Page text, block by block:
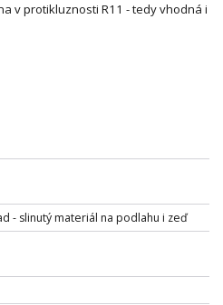
v protikluznosti R11 - tedy vhodná i
- slinutý materiál na podlahu i zeď